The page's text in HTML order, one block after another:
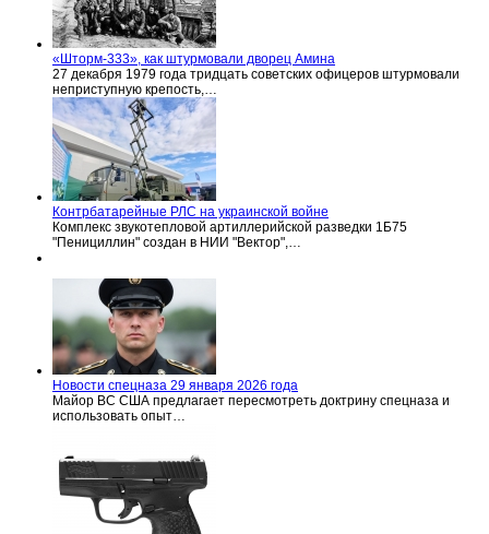
«Шторм-333», как штурмовали дворец Амина
27 декабря 1979 года тридцать советских офицеров штурмовали
неприступную крепость,…
Контрбатарейные РЛС на украинской войне
Комплекс звукотепловой артиллерийской разведки 1Б75
"Пенициллин" создан в НИИ "Вектор",…
Новости спецназа 29 января 2026 года
Майор ВС США предлагает пересмотреть доктрину спецназа и
использовать опыт…